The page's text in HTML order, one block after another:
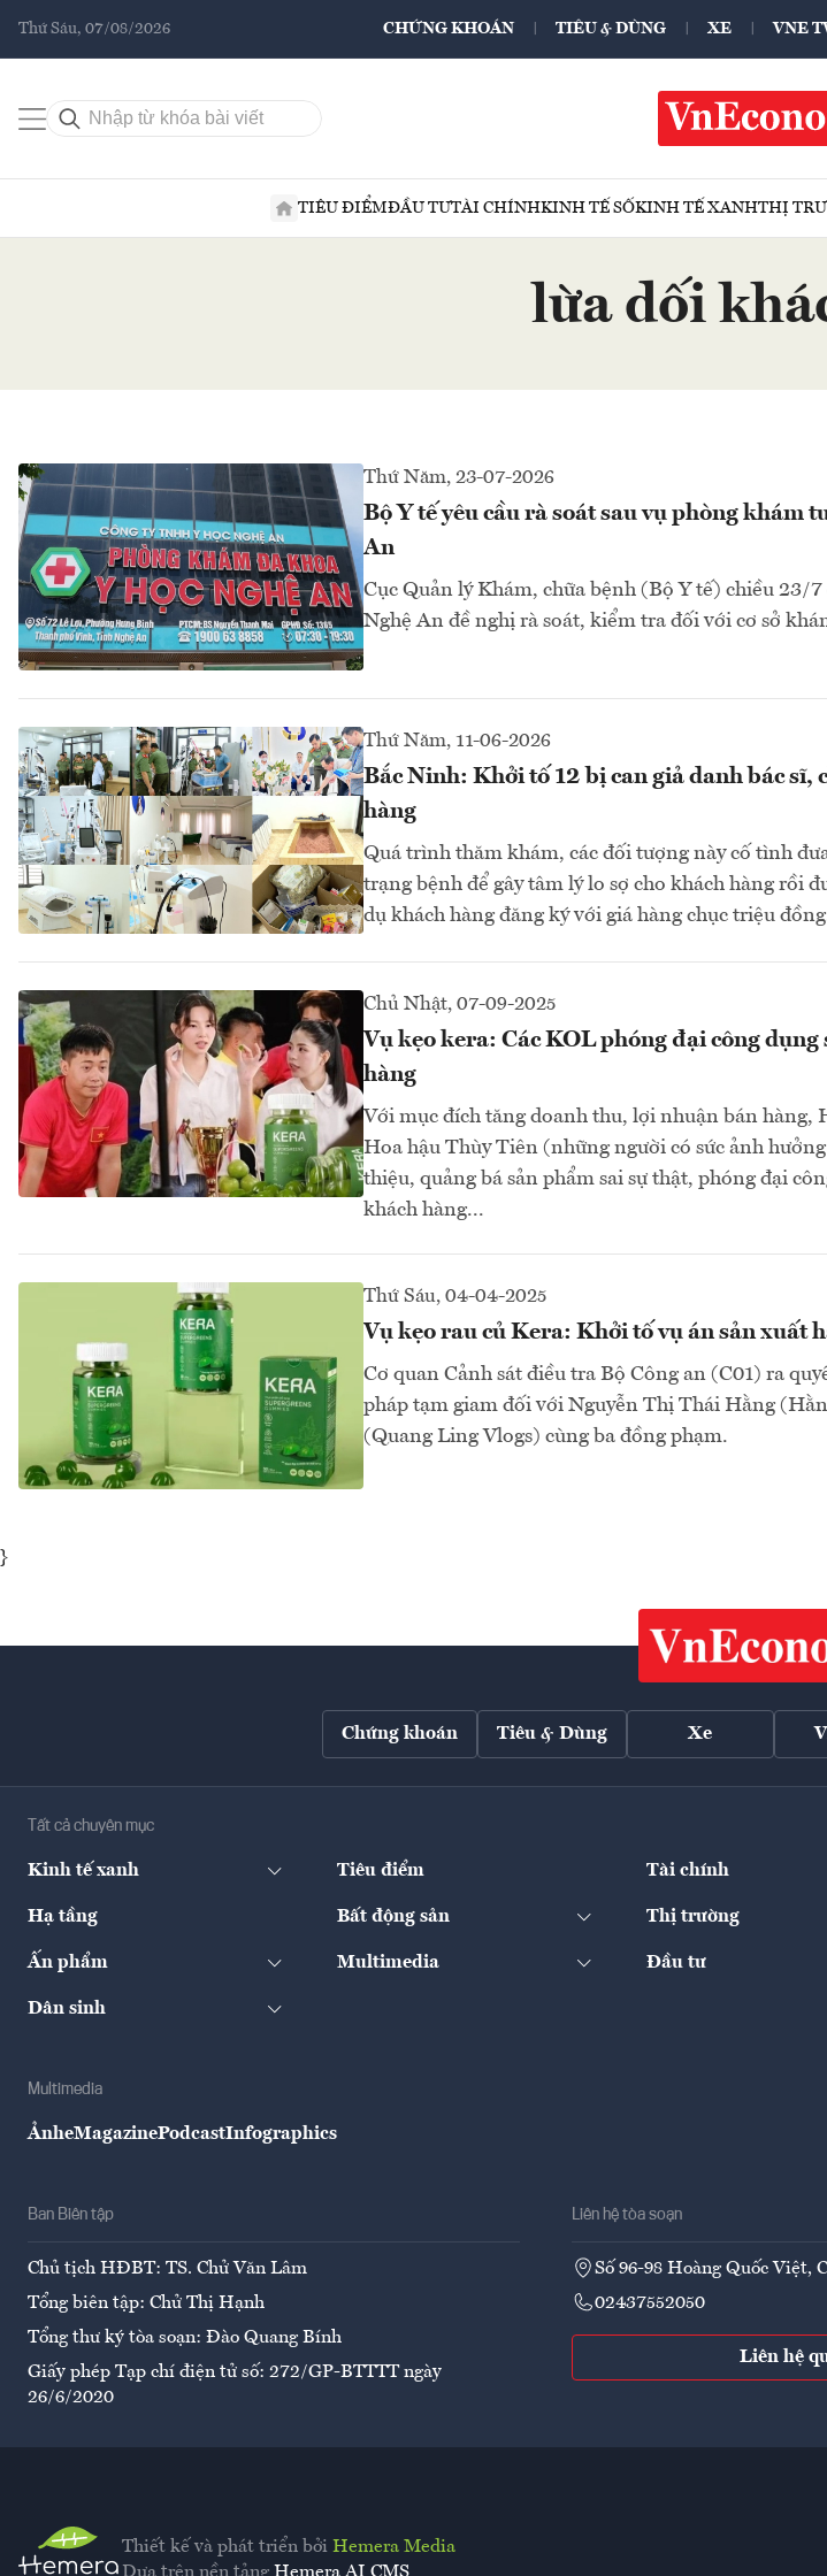
Thứ Sáu, 07/08/2026 CHỨNG KHOÁN TIÊU & DÙNG XE VNE
TIÊU ĐIỂMĐẦU TƯTÀI CHÍNHKINH TẾ SỐKINH TẾ XANHTHỊ
lừa dối
Thứ Năm, 23-07-2026
Bộ Y tế yêu cầu rà soát sau vụ phòng khám
An
Cục Quản lý Khám, chữa bệnh (Bộ Y tế) chiều 23/
Nghệ An đề nghị rà soát, kiểm tra đối với cơ sở
Thứ Năm, 11-06-2026
Bắc Ninh: Khởi tố 12 bị can giả danh bác sĩ,
hàng
Quá trình thăm khám, các đối tượng này cố tình
trạng bệnh để gây tâm lý lo sợ cho khách hàng rồi
dụ khách hàng đăng ký với giá hàng chục triệu
Chủ Nhật, 07-09-2025
Vụ kẹo kera: Các KOL phóng đại công
hàng
Với mục đích tăng doanh thu, lợi nhuận bán hàng,
Hoa hậu Thùy Tiên (những người có sức ảnh
thiệu, quảng bá sản phẩm sai sự thật, phóng đại
khách hàng...
Thứ Sáu, 04-04-2025
Vụ kẹo rau củ Kera: Khởi tố vụ án sản xuất
Cơ quan Cảnh sát điều tra Bộ Công an (C01) ra
pháp tạm giam đối với Nguyễn Thị Thái Hằng
(Quang Ling Vlogs) cùng ba đồng phạm.
}
Chứng khoán Tiêu & Dùng Xe
Tất cả chuyên mục
Kinh tế xanh Tiêu điểm Tài chính
Hạ tầng Bất động sản Thị trường
Ấn phẩm Multimedia Đầu tư
Dân sinh
Multimedia
ẢnheMagazinePodcastInfographics
Ban Biên tập
Chủ tịch HĐBT: TS. Chử Văn Lâm
Tổng biên tập: Chử Thị Hạnh
Tổng thư ký tòa soạn: Đào Quang Bính
Giấy phép Tạp chí điện tử số: 272/GP-BTTTT ngày
26/6/2020
Liên hệ tòa soạn
Số 96-98 Hoàng Quốc Việt,
02437552050
Liên hệ
Thiết kế và phát triển bởi Hemera Media